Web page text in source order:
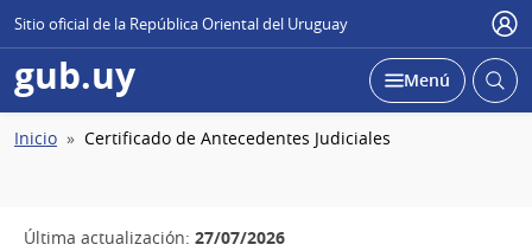
Sitio oficial de la República Oriental del Uruguay
gub.uy Desplegar
Menú Abrir
Ruta
Inicio Certificado de Antecedentes Judiciales
Última actualización: 27/07/2026